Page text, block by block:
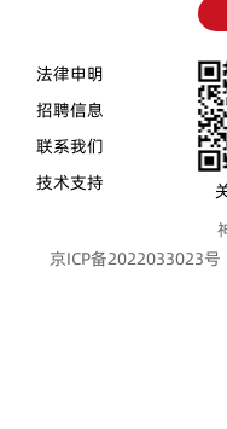
法律申明
招聘信息
联系我们
技术支持
京ICP备2022033023号